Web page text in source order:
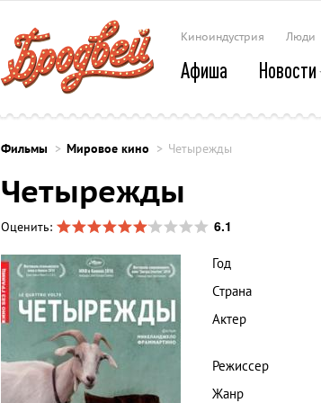
Киноиндустрия Люди
Афиша Новости
Фильмы Мировое кино Четырежды
Четырежды
Оценить: 6.1
Год
Страна
Актер
Режиссер
Жанр